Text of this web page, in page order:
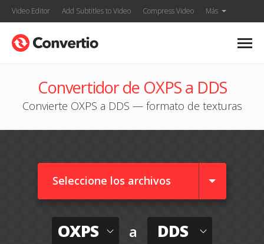
Video Editor Add Subtitles to Video Compress Video Más
Convertidor de OXPS a DDS
Convierte OXPS a DDS — formato de texturas
Seleccione los archivos
OXPS a DDS